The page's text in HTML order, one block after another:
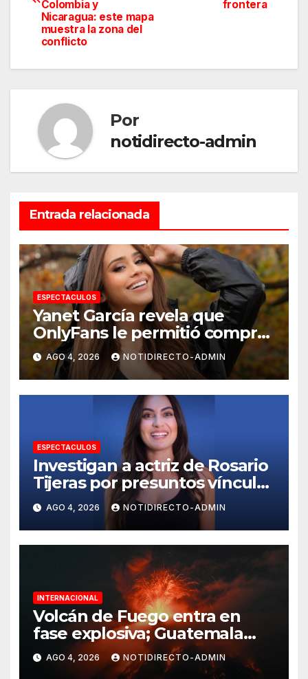
entradas
frontera
Colombia y
Nicaragua: este mapa
muestra la zona del
conflicto
Por
notidirecto-admin
Entrada relacionada
ESPECTACULOS
Yanet García revela que
OnlyFans le permitió comprar
un departamento en
Manhattan
AGO 4, 2026 NOTIDIRECTO-ADMIN
ESPECTACULOS
Investigan a actriz de Rosario
Tijeras por presuntos vínculos
con red de huachicol fiscal
AGO 4, 2026 NOTIDIRECTO-ADMIN
INTERNACIONAL
Volcán de Fuego entra en
fase explosiva; Guatemala
activa alerta anaranjada
AGO 4, 2026 NOTIDIRECTO-ADMIN